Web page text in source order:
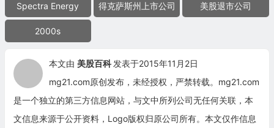
Spectra Energy 得克萨斯州上市公司 美股退市公司
2000s
本文由 美股百科 发表于2015年11月2日
mg21.com原创发布，未经授权，严禁转载。mg21.com
是一个独立的第三方信息网站，与文中所列公司无任何关联，本
文信息来源于公开资料，Logo版权归原公司所有。本文仅作信息